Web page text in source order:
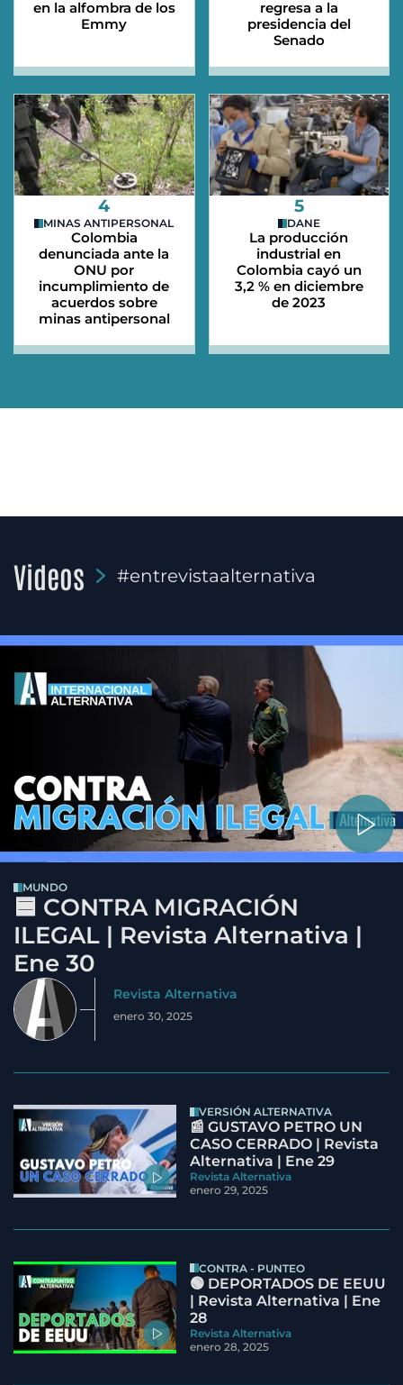
en la alfombra de los
Emmy
regresa a la
presidencia del
Senado
4
MINAS ANTIPERSONAL
Colombia
denunciada ante la
ONU por
incumplimiento de
acuerdos sobre
minas antipersonal
5
DANE
La producción
industrial en
Colombia cayó un
3,2 % en diciembre
de 2023
Videos #entrevistaalternativa
MUNDO
🟦 CONTRA MIGRACIÓN
ILEGAL | Revista Alternativa |
Ene 30
Revista Alternativa
enero 30, 2025
VERSIÓN ALTERNATIVA
📰 GUSTAVO PETRO UN
CASO CERRADO | Revista
Alternativa | Ene 29
Revista Alternativa
enero 29, 2025
CONTRA - PUNTEO
🟢 DEPORTADOS DE EEUU
| Revista Alternativa | Ene
28
Revista Alternativa
enero 28, 2025